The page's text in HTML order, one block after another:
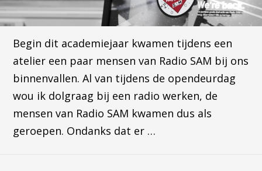
Begin dit academiejaar kwamen tijdens een
atelier een paar mensen van Radio SAM bij ons
binnenvallen. Al van tijdens de opendeurdag
wou ik dolgraag bij een radio werken, de
mensen van Radio SAM kwamen dus als
geroepen. Ondanks dat er …